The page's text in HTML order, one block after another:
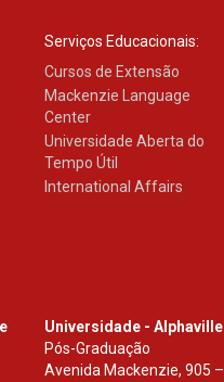
Serviços Educacionais:
Cursos de Extensão
Mackenzie Language
Center
Universidade Aberta do
Tempo Útil
International Affairs
Universidade - Alphaville
Pós-Graduação
Avenida Mackenzie, 905 –